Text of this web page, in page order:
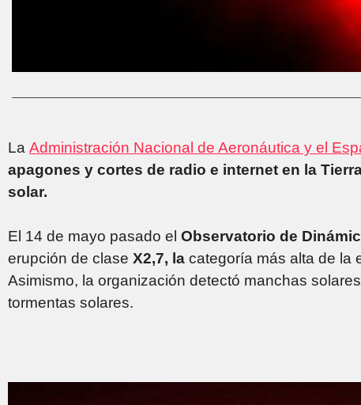
La Administración Nacional de Aeronáutica y el
apagones y cortes de radio e internet en la
solar.
El 14 de mayo pasado el Observatorio de
erupción de clase X2,7, la categoría más alta de la
Asimismo, la organización detectó manchas
tormentas solares.